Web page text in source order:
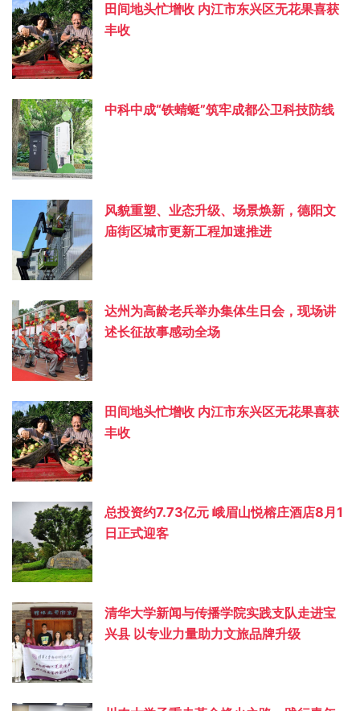
田间地头忙增收 内江市东兴区无花果喜获
丰收
中科中成“铁蜻蜓”筑牢成都公卫科技防线
风貌重塑、业态升级、场景焕新，德阳文
庙街区城市更新工程加速推进
达州为高龄老兵举办集体生日会，现场讲
述长征故事感动全场
田间地头忙增收 内江市东兴区无花果喜获
丰收
总投资约‌7.73亿元 峨眉山悦榕庄酒店8月1
日正式迎客
清华大学新闻与传播学院实践支队走进宝
兴县 以专业力量助力文旅品牌升级